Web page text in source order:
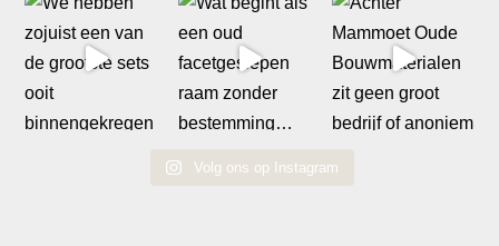
Volg ons op Instagram